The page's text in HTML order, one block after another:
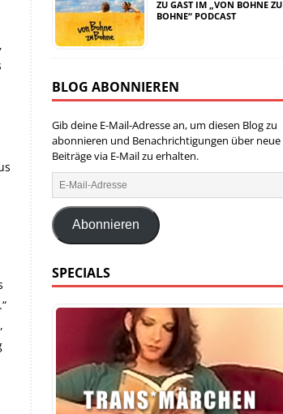
ZU GAST IM „VON BOHNE ZU
BOHNE“ PODCAST
BLOG ABONNIEREN
Gib deine E-Mail-Adresse an, um diesen Blog zu
abonnieren und Benachrichtigungen über neue
Beiträge via E-Mail zu erhalten.
Abonnieren
SPECIALS